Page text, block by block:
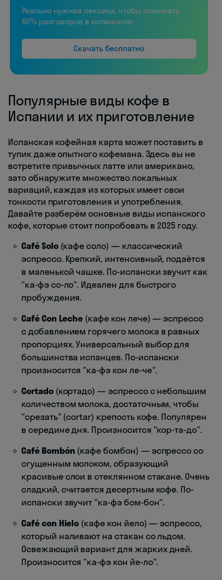
Реально нужная лексика, чтобы понимать
60% разговоров в испанском
Скачать бесплатно
Популярные виды кофе в
Испании и их приготовление
Испанская кофейная карта может поставить в
тупик даже опытного кофемана. Здесь вы не
встретите привычных латте или американо,
зато обнаружите множество локальных
вариаций, каждая из которых имеет свои
тонкости приготовления и употребления.
Давайте разберём основные виды испанского
кофе, которые стоит попробовать в 2025 году.
Café Solo(кафе соло) — классический
эспрессо. Крепкий, интенсивный, подаётся
в маленькой чашке. По-испански звучит как
"ка-фэ со-ло". Идеален для быстрого
пробуждения.
Café Con Leche (кафе кон лече) — эспрессо
с добавлением горячего молока в равных
пропорциях. Универсальный выбор для
большинства испанцев. По-испански
произносится "ка-фэ кон ле-че".
Cortado(кортадо) — эспрессо с небольшим
количеством молока, достаточным, чтобы
"срезать" (cortar) крепость кофе. Популярен
в середине дня. Произносится "кор-та-до".
Café Bombón (кафе бомбон) — эспрессо со
сгущенным молоком, образующий
красивые слои в стеклянном стакане. Очень
сладкий, считается десертным кофе. По-
испански звучит "ка-фэ бом-бон".
Café con Hielo (кафе кон йело) — эспрессо,
который наливают на стакан со льдом.
Освежающий вариант для жарких дней.
Произносится "ка-фэ кон йе-ло".